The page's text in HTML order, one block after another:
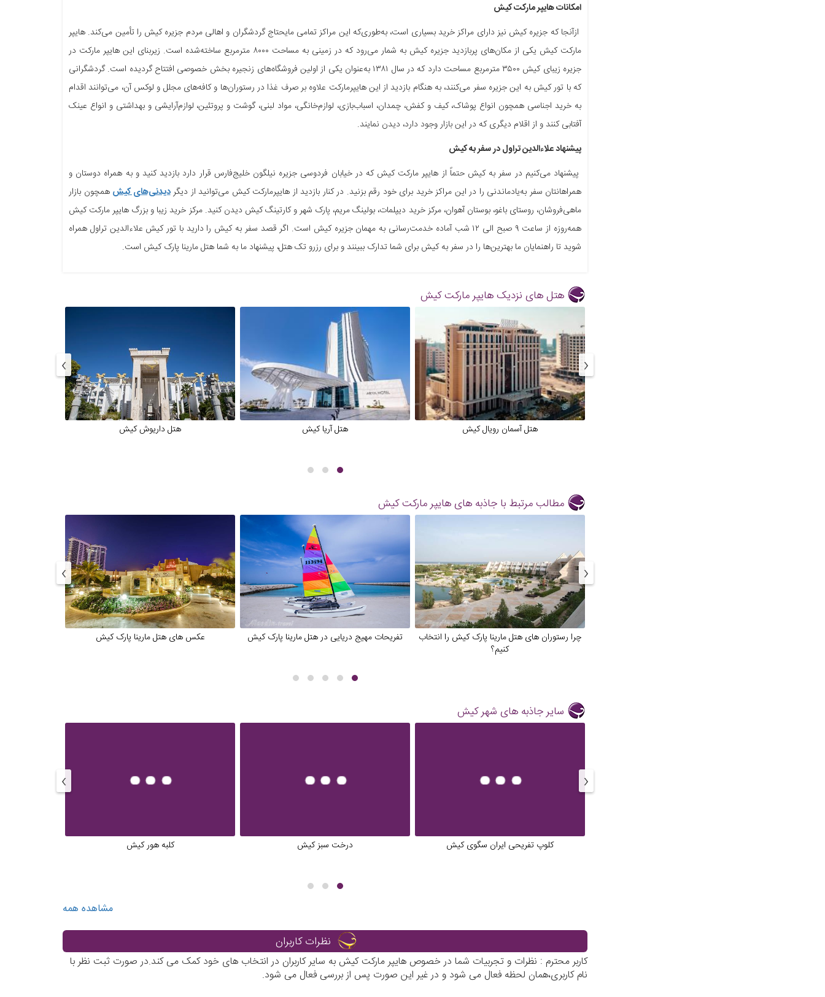
امکانات هایپر مارکت کیش
ازآنجا که جزیره کیش نیز دارای مراکز خرید بسیاری است، به‌طوری‌که این مراکز تمامی مایحتاج گردشگران و اهالی مردم جزیره کیش را تأمین می‌کند. هایپر
مارکت کیش یکی از مکان‌های پربازدید جزیره کیش به شمار می‌رود که در زمینی به مساحت ۸۰۰۰ مترمربع ساخته‌شده است. زیربنای این هایپر مارکت در
جزیره زیبای کیش ۳۵۰۰ مترمربع مساحت دارد که در سال ۱۳۸۱ به‌عنوان یکی از اولین فروشگاه‌های زنجیره بخش خصوصی افتتاح گردیده است. گردشگرانی
که با تور کیش به این جزیره سفر می‌کنند، به هنگام بازدید از این هایپرمارکت علاوه بر صرف غذا در رستوران‌ها و کافه‌های مجلل و لوکس آن، می‌توانند اقدام
به خرید اجناسی همچون انواع پوشاک، کیف و کفش، چمدان، اسباب‌بازی، لوازم‌خانگی، مواد لبنی، گوشت و پروتئین، لوازم‌آرایشی و بهداشتی و انواع عینک
آفتابی کنند و از اقلام دیگری که در این بازار وجود دارد، دیدن نمایند.
پیشنهاد علاءالدین تراول در سفر به کیش
پیشنهاد می‌کنیم در سفر به کیش حتماً از هایپر مارکت کیش که در خیابان فردوسی جزیره نیلگون خلیج‌فارس قرار دارد بازدید کنید و به همراه دوستان و
همراهانتان سفر به‌یادماندنی را در این مراکز خرید برای خود رقم بزنید. در کنار بازدید از هایپرمارکت کیش می‌توانید از دیگردیدنی‌های کیش همچون بازار
ماهی‌فروشان، روستای باغو، بوستان آهوان، مرکز خرید دیپلمات، بولینگ مریم، پارک شهر و کارتینگ کیش دیدن کنید. مرکز خرید زیبا و بزرگ هایپر مارکت کیش
همه‌روزه از ساعت ۹ صبح الی ۱۲ شب آماده خدمت‌رسانی به مهمان جزیره کیش است. اگر قصد سفر به کیش را دارید با تور کیش علاءالدین تراول همراه
شوید تا راهنمایان ما بهترین‌ها را در سفر به کیش برای شما تدارک ببینند و برای رزرو تک هتل، پیشنهاد ما به شما هتل مارینا پارک کیش است.
هتل های نزدیکهایپر مارکت کیش
هتل آسمان رویال کیش هتل آریا کیش هتل داریوش کیش
‹
›
مطالب مرتبط با جاذبه هایهایپر مارکت کیش
چرا رستوران های هتل مارینا پارک کیش را انتخاب
کنیم؟
تفریحات مهیج دریایی در هتل مارینا پارک کیش عکس های هتل مارینا پارک کیش
‹
›
سایر جاذبه های شهرکیش
کلوپ تفریحی ایران سگوی کیش درخت سبز کیش کلبه هور کیش
‹
›
مشاهده همه
نظرات کاربران
کاربر محترم : نظرات و تجربیات شما در خصوص هایپر مارکت کیش به سایر کاربران در انتخاب های خود کمک می کند.در صورت ثبت نظر با
نام کاربری،همان لحظه فعال می شود و در غیر این صورت پس از بررسی فعال می شود.